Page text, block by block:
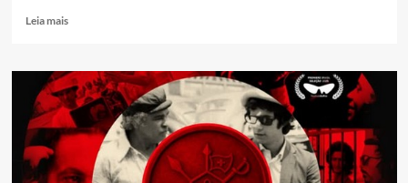
Leia maisRead
UERJ
recebe
aula
inaugural
do
Cultura